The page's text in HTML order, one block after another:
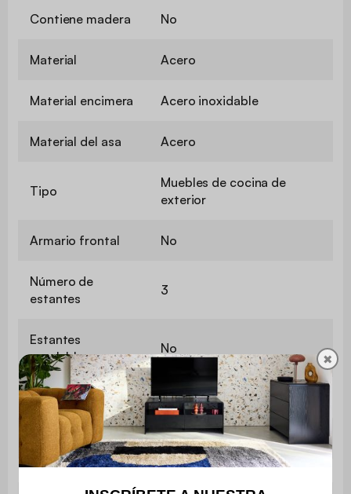
Contiene madera No
Material Acero
Material encimera Acero inoxidable
Material del asa Acero
Tipo
Muebles de cocina de
exterior
Armario frontal No
Número de
estantes
3
Estantes
regulables
No
Mesita lateral No
Asa de transporte No
✖